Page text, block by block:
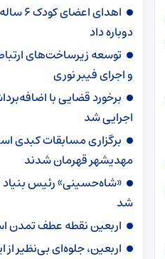
دوباره داد
و اجرای فیبر نوری
برخورد قضایی با
اجرایی شد
برگزاری مسابقات کبدی
مهدیشهر قهرمان شدند
«شاه‌حسینی» رئیس
شد
اربعین نقطه عطف تمدن
اربعین، جلوه‌ای بی‌نظیر